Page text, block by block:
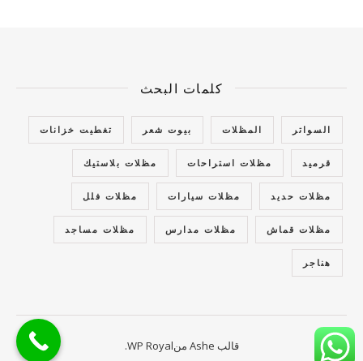
كلمات البحث
السواتر المظلات بيوت شعر تغطيت خزانات
قرميد مظلات استراحات مظلات بلاستيك
مظلات حديد مظلات سيارات مظلات فلل
مظلات قماش مظلات مدارس مظلات مساجد
هناجر
قالب Ashe من WP Royal
.